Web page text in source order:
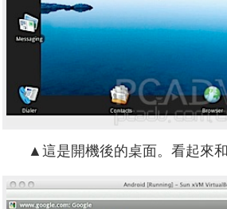
▲這是開機後的桌面。看起來